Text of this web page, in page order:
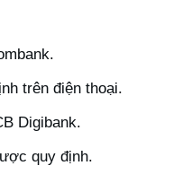
trên điện thoại.
Digibank.
quy định.